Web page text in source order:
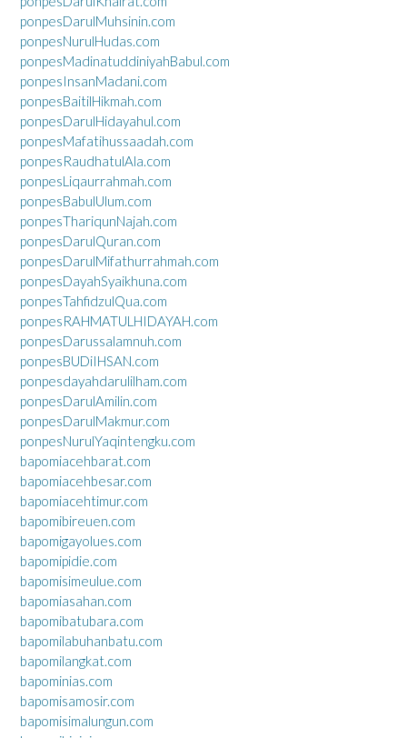
ponpesDarulMuhsinin.com
ponpesNurulHudas.com
ponpesMadinatuddiniyahBabul.com
ponpesInsanMadani.com
ponpesBaitilHikmah.com
ponpesDarulHidayahul.com
ponpesMafatihussaadah.com
ponpesRaudhatulAla.com
ponpesLiqaurrahmah.com
ponpesBabulUlum.com
ponpesThariqunNajah.com
ponpesDarulQuran.com
ponpesDarulMifathurrahmah.com
ponpesDayahSyaikhuna.com
ponpesTahfidzulQua.com
ponpesRAHMATULHIDAYAH.com
ponpesDarussalamnuh.com
ponpesBUDiIHSAN.com
ponpesdayahdarulilham.com
ponpesDarulAmilin.com
ponpesDarulMakmur.com
ponpesNurulYaqintengku.com
bapomiacehbarat.com
bapomiacehbesar.com
bapomiacehtimur.com
bapomibireuen.com
bapomigayolues.com
bapomipidie.com
bapomisimeulue.com
bapomiasahan.com
bapomibatubara.com
bapomilabuhanbatu.com
bapomilangkat.com
bapominias.com
bapomisamosir.com
bapomisimalungun.com